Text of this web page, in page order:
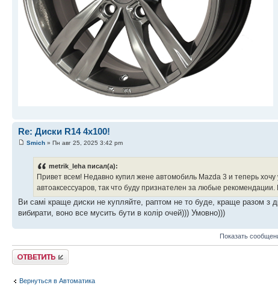
Re: Диски R14 4x100!
Smich » Пн авг 25, 2025 3:42 pm
metrik_leha писал(а):
Привет всем! Недавно купил жене автомобиль Mazda 3 и теперь
автоаксессуаров, так что буду признателен за любые
Ви самі краще диски не купляйте, раптом не то буде, краще разом з
вибирати, воно все мусить бути в колір очей))) Умовно)))
Показать
Ответить
Вернуться в Автоматика